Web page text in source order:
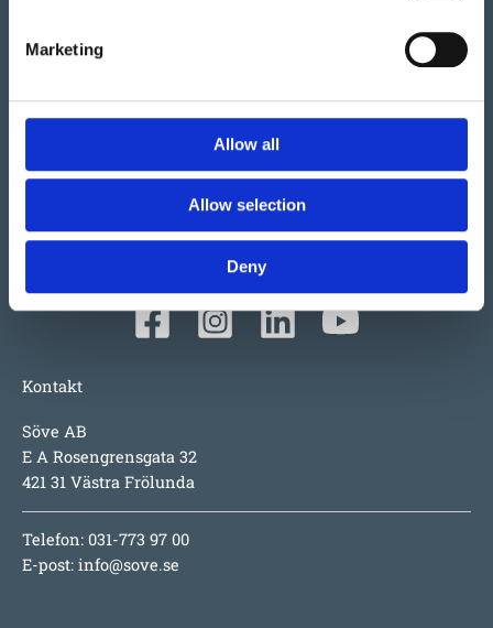
Marketing
Allow all
Allow selection
Deny
Vi har så mycket vi skulle vilja berätta om detta både
stora och lilla företag i Ulefoss, Norge. Ett familjeföretag
som i snart 50 år tillverkat och sålt lekplatsutrustning,
på produkterna i sig; underhållsfritt, lång garanti,
inspirerande utmaningar för barnen, hög säkerhet och
numera även design i toppklass.
Kontakt
Söve AB
E A Rosengrensgata 32
421 31 Västra Frölunda
Telefon: 031-773 97 00
E-post: info@sove.se